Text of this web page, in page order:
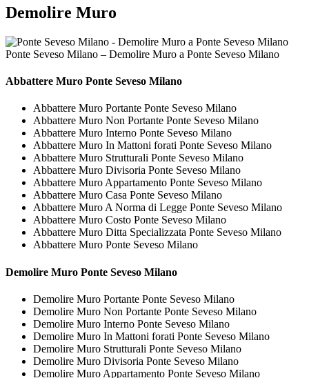
Demolire Muro
Ponte Seveso Milano – Demolire Muro a Ponte Seveso Milano
Abbattere Muro Ponte Seveso Milano
Abbattere Muro Portante Ponte Seveso Milano
Abbattere Muro Non Portante Ponte Seveso Milano
Abbattere Muro Interno Ponte Seveso Milano
Abbattere Muro In Mattoni forati Ponte Seveso Milano
Abbattere Muro Strutturali Ponte Seveso Milano
Abbattere Muro Divisoria Ponte Seveso Milano
Abbattere Muro Appartamento Ponte Seveso Milano
Abbattere Muro Casa Ponte Seveso Milano
Abbattere Muro A Norma di Legge Ponte Seveso Milano
Abbattere Muro Costo Ponte Seveso Milano
Abbattere Muro Ditta Specializzata Ponte Seveso Milano
Abbattere Muro Ponte Seveso Milano
Demolire Muro Ponte Seveso Milano
Demolire Muro Portante Ponte Seveso Milano
Demolire Muro Non Portante Ponte Seveso Milano
Demolire Muro Interno Ponte Seveso Milano
Demolire Muro In Mattoni forati Ponte Seveso Milano
Demolire Muro Strutturali Ponte Seveso Milano
Demolire Muro Divisoria Ponte Seveso Milano
Demolire Muro Appartamento Ponte Seveso Milano